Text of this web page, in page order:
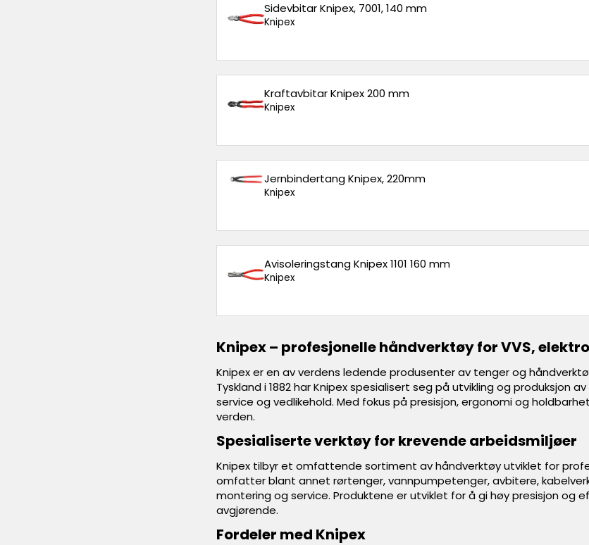
Sidevbitar Knipex, 7001, 140 mm
Knipex
Kraftavbitar Knipex 200 mm
Knipex
Jernbindertang Knipex, 220mm
Knipex
Avisoleringstang Knipex 1101 160 mm
Knipex
Knipex – profesjonelle håndverktøy for VVS,
Knipex er en av verdens ledende produsenter av tenger og
Tyskland i 1882 har Knipex spesialisert seg på utvikling og produksjon
service og vedlikehold. Med fokus på presisjon, ergonomi og
verden.
Spesialiserte verktøy for krevende arbeidsmiljøer
Knipex tilbyr et omfattende sortiment av håndverktøy utviklet for
omfatter blant annet rørtenger, vannpumpetenger, avbitere,
montering og service. Produktene er utviklet for å gi høy presisjon
avgjørende.
Fordeler med Knipex